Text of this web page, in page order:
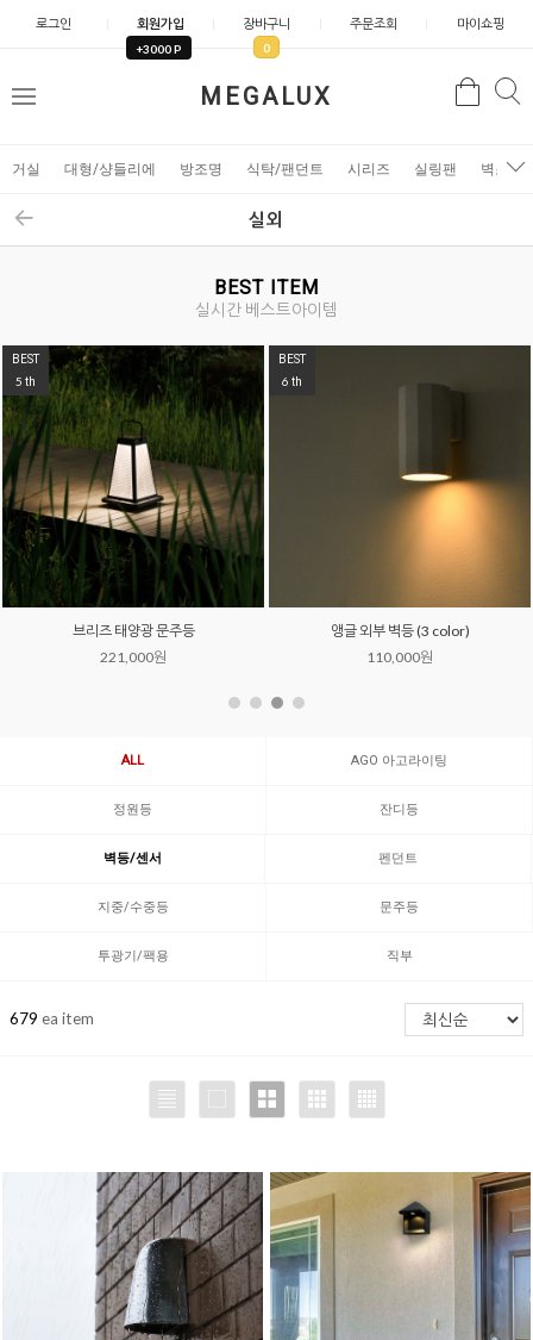
로그인 회원가입
+3000 P
장바구니
0
주문조회 마이쇼핑
MEGALUX
메
검
거실 대형/샹들리에 방조명 식탁/팬던트 시리즈 실링팬 벽조명
실외
BEST ITEM
실시간 베스트아이템
BEST
7 th
모스 외부 벽등 (그린유리)
350,000원
BEST
8 th
프레토리 벽등 (2color)
120,000원
ALL AGO 아고라이팅
정원등 잔디등
벽등/센서 펜던트
지중/수중등 문주등
투광기/팩용 직부
679 ea item